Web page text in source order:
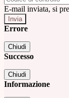
E-mail inviata, si
Errore
Chiudi
Successo
Chiudi
Informazione